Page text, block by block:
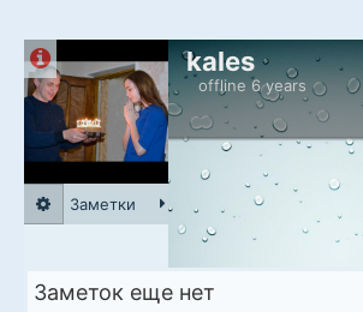
kales
offline 6 years
Заметки
Заметок еще нет